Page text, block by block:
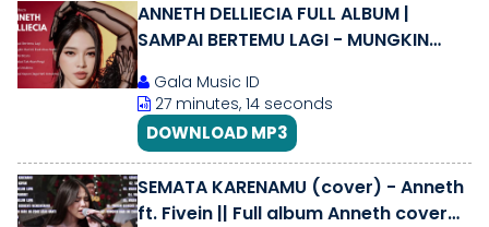
ANNETH DELLIECIA FULL ALBUM |
SAMPAI BERTEMU LAGI - MUNGKIN
BICARA
Gala Music ID
27 minutes, 14 seconds
DOWNLOAD MP3
SEMATA KARENAMU (cover) - Anneth
ft. Fivein || Full album Anneth cover